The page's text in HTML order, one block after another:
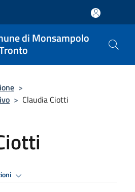
di Monsampolo
>
> Claudia Ciotti